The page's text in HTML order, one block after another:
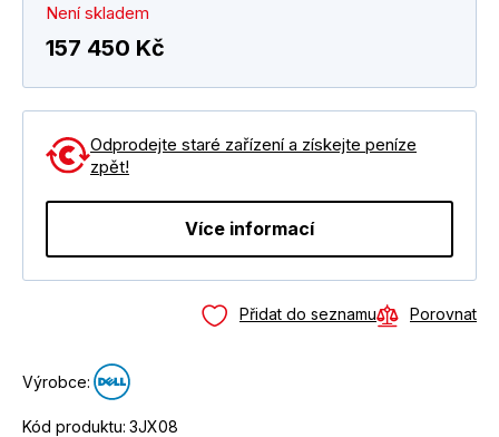
Není skladem
157 450 Kč
Odprodejte staré zařízení a získejte peníze
zpět!
Více informací
Přidat do seznamu Porovnat
Výrobce:
Kód produktu: 3JX08